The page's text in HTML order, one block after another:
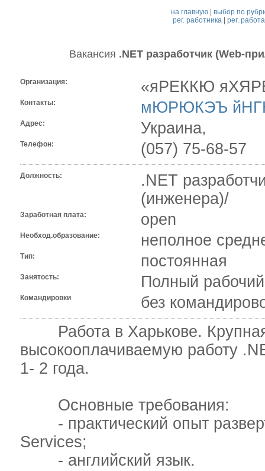
на главную |выбор по
рег. работника| рег.
Вакансия .NET разработчик (Web-
Организация: «яРЕККЮ
Контакты: мЮРЮКЭЪ
Адрес: Украина,
Телефон: (057) 75-68-57
Должность:
.NET
(инженера)/
Заработная плата: open
Необход.образование: неполное
Тип: постоянная
Занятость: Полный
Командировки
без
Работа в Харькове. Крупная
высокооплачиваемую работу
1- 2 года.
Основные требования:
- практический опыт
Services;
- английский язык.